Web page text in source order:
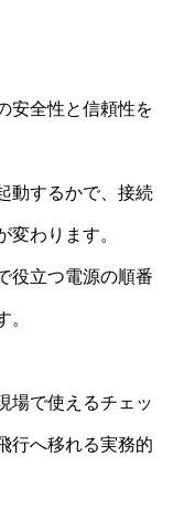
安全性と信頼性を
動するかで、接続
わります。
役立つ電源の順番
。
場で使えるチェッ
行へ移れる実務的